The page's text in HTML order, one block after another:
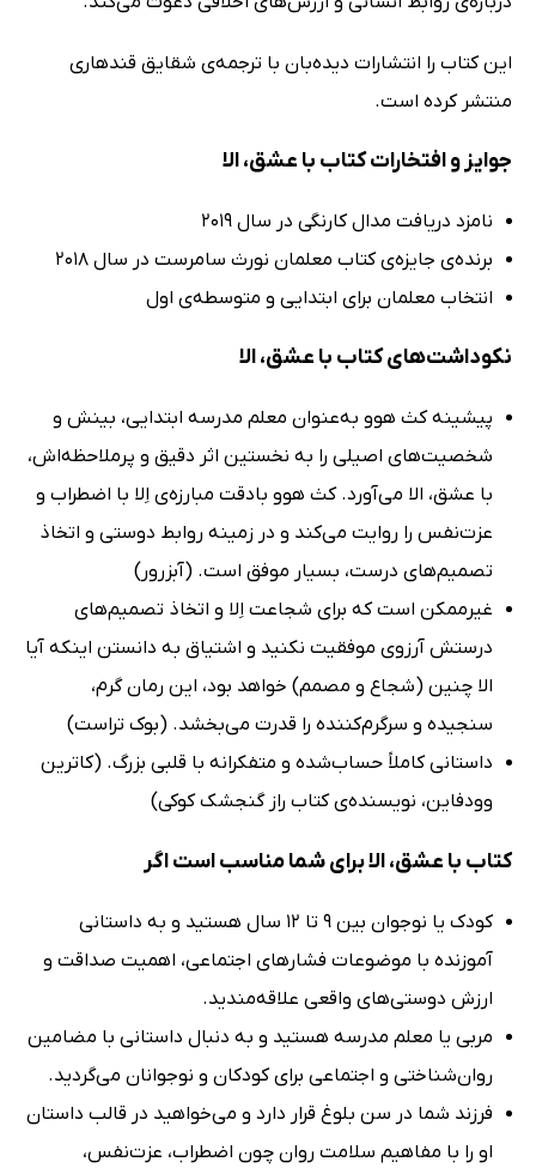
این کتاب را انتشارات دیده‌بان با ترجمه‌ی شقایق قندهاری
منتشر کرده است.
جوایز و افتخارات کتاب با عشق، الا
نامزد دریافت مدال کارنگی در سال 2019
برنده‌ی جایزه‌ی کتاب‌ معلمان نورث سامرست در سال 2018
انتخاب معلمان برای ابتدایی و متوسطه‌ی اول
نکوداشت‌های کتاب با عشق، الا
پیشینه کث هوو به‌عنوان معلم مدرسه ابتدایی، بینش و
شخصیت‌های اصیلی را به نخستین اثر دقیق و پرملاحظه‌اش،
با عشق، الا می‌آورد. کث هوو بادقت مبارزه‌ی اِلا با اضطراب و
عزت‌نفس را روایت می‌کند و در زمینه روابط دوستی و اتخاذ
تصمیم‌های درست، بسیار موفق است. (آبزرور)
غیرممکن است که برای شجاعت اِلا و اتخاذ تصمیم‌های
درستش آرزوی موفقیت نکنید و اشتیاق به دانستن اینکه آیا
الا چنین (شجاع و مصمم) خواهد بود، این رمان گرم،
سنجیده و سرگرم‌کننده را قدرت می‌بخشد. (بوک تراست)
داستانی کاملاً حساب‌شده و متفکرانه با قلبی بزرگ. (کاترین
وودفاین، نویسنده‌ی کتاب راز گنجشک کوکی)
کتاب با عشق، الا برای شما مناسب است اگر
کودک یا نوجوان بین 9 تا 12 سال هستید و به داستانی
آموزنده با موضوعات فشارهای اجتماعی، اهمیت صداقت و
ارزش دوستی‌های واقعی علاقه‌مندید.
مربی یا معلم مدرسه هستید و به دنبال داستانی با مضامین
روان‌شناختی و اجتماعی برای کودکان و نوجوانان می‌گردید.
فرزند شما در سن بلوغ قرار دارد و می‌خواهید در قالب داستان
او را با مفاهیم سلامت روان چون اضطراب، عزت‌نفس،